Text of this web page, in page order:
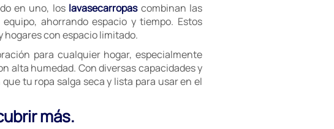
en uno, los lavasecarropascombinan las
ahorrando espacio y tiempo. Estos
con espacio limitado.
para cualquier hogar, especialmente
alta humedad. Con diversas capacidades y
tu ropa salga seca y lista para usar en el
más.